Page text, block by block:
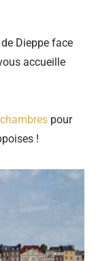
Dieppe face
accueille
pour
!